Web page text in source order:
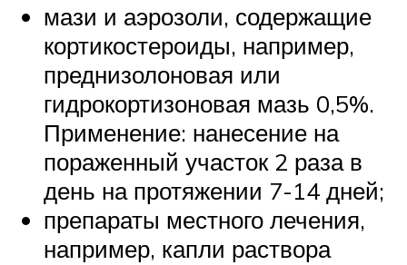
мази и аэрозоли, содержащие
кортикостероиды, например,
преднизолоновая или
гидрокортизоновая мазь 0,5%.
Применение: нанесение на
пораженный участок 2 раза в
день на протяжении 7-14 дней;
препараты местного лечения,
например, капли раствора